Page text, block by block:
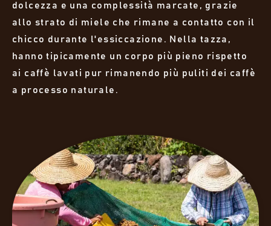
dolcezza e una complessità marcate, grazie
allo strato di miele che rimane a contatto con il
chicco durante l'essiccazione. Nella tazza,
hanno tipicamente un corpo più pieno rispetto
ai caffè lavati pur rimanendo più puliti dei caffè
a processo naturale.